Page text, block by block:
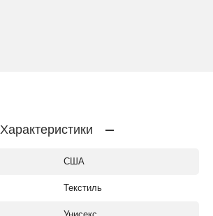
Характеристики
США
Текстиль